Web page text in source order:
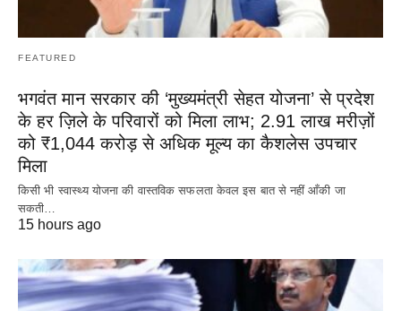
FEATURED
भगवंत मान सरकार की ‘मुख्यमंत्री सेहत योजना’ से प्रदेश
के हर ज़िले के परिवारों को मिला लाभ; 2.91 लाख मरीज़ों
को ₹1,044 करोड़ से अधिक मूल्य का कैशलेस उपचार
मिला
किसी भी स्वास्थ्य योजना की वास्तविक सफलता केवल इस बात से नहीं आँकी जा
सकती…
15 hours ago